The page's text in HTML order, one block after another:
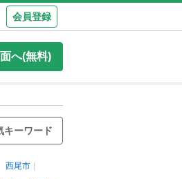
会員登録
へ(無料)
キーワード
西尾市